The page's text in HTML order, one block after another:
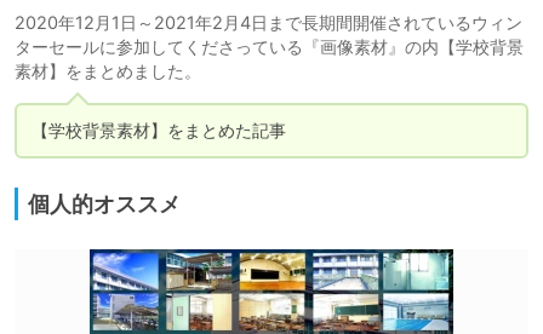
2020年12月1日～2021年2月4日まで長期間開催されているウィン
ターセールに参加してくださっている『画像素材』の内【学校背景
素材】をまとめました。
【学校背景素材】をまとめた記事
個人的オススメ